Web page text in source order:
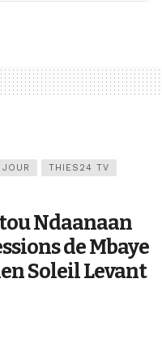
THIES24 TV
Ndaanaan
de Mbaye
Soleil Levant